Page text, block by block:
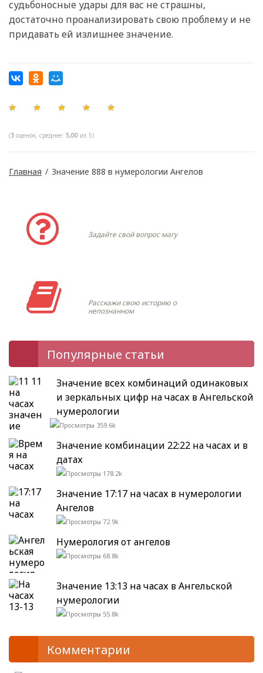
судьбоносные удары для вас не страшны,
достаточно проанализировать свою проблему и не
придавать ей излишнее значение.
(3 оценок, среднее: 5,00 из 5)
Главная / Значение 888 в нумерологии Ангелов
Задайте свой вопрос магу
Расскажи свою историю о
непознанном
Популярные статьи
Значение всех комбинаций одинаковых
и зеркальных цифр на часах в Ангельской
нумерологии
359.6k
Значение комбинации 22:22 на часах и в
датах
178.2k
Значение 17:17 на часах в нумерологии
Ангелов
72.9k
Нумерология от ангелов
68.8k
Значение 13:13 на часах в Ангельской
нумерологии
55.8k
Комментарии